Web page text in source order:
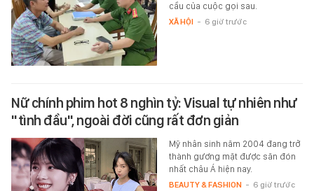
cầu của cuộc gọi sau.
XÃ HỘI - 6 giờ trước
Nữ chính phim hot 8 nghìn tỷ: Visual tự nhiên như
"tình đầu", ngoài đời cũng rất đơn giản
Mỹ nhân sinh năm 2004 đang trở
thành gương mặt được săn đón
nhất châu Á hiện nay.
BEAUTY & FASHION - 6 giờ trước